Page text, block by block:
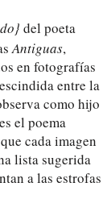
del poeta
Antiguas,
en fotografías
entre la
como hijo
el poema
cada imagen
lista sugerida
a las estrofas